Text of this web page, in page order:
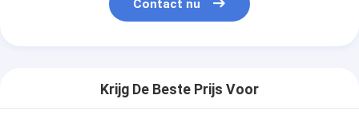
Contact nu
Krijg De Beste Prijs Voor